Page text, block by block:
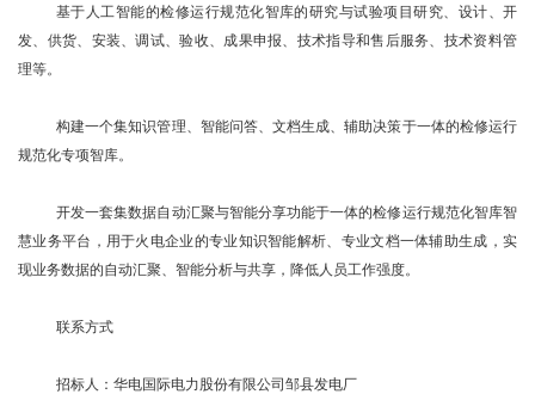
基于人工智能的检修运行规范化智库的研究与试验项目研究、设计、开
发、供货、安装、调试、验收、成果申报、技术指导和售后服务、技术资料管
理等。
构建一个集知识管理、智能问答、文档生成、辅助决策于一体的检修运行
规范化专项智库。
开发一套集数据自动汇聚与智能分享功能于一体的检修运行规范化智库智
慧业务平台，用于火电企业的专业知识智能解析、专业文档一体辅助生成，实
现业务数据的自动汇聚、智能分析与共享，降低人员工作强度。
联系方式
招标人：华电国际电力股份有限公司邹县发电厂